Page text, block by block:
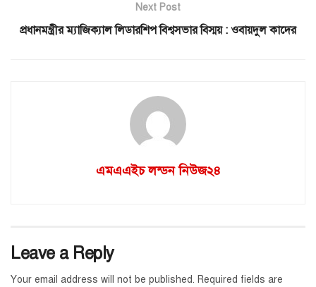
Next Post
প্রধানমন্ত্রীর ম্যাজিক্যাল লিডারশিপ বিশ্বসভার বিস্ময় : ওবায়দুল কাদের
এমএএইচ লন্ডন নিউজ২৪
Leave a Reply
Your email address will not be published. Required fields are